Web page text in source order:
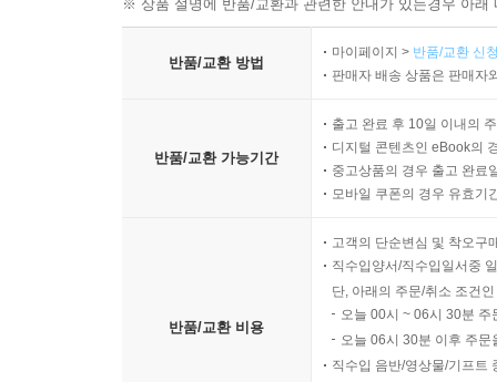
※ 상품 설명에 반품/교환과 관련한 안내가 있는경우 아
반품/교환 방법
마이페이지 > 반품/교환 신
판매자 배송 상품은 판매자
반품/교환 가능기간
출고 완료 후 10일 이내의
디지털 콘텐츠인 eBook의
중고상품의 경우 출고 완료
모바일 쿠폰의 경우 유효기
반품/교환 비용
고객의 단순변심 및 착오구
직수입양서/직수입일서중
단, 아래의 주문/취소 조건
오늘 00시 ~ 06시 30분
오늘 06시 30분 이후 주
직수입 음반/영상물/기프트